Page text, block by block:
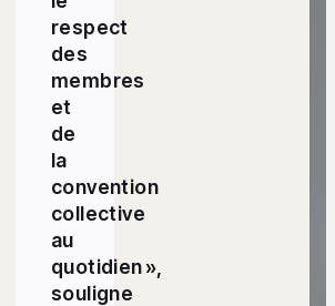
respect
des
membres
et
de
la
convention
collective
au
quotidien »,
souligne